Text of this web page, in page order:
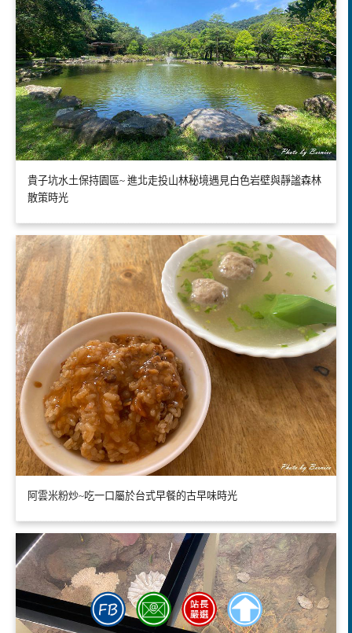
貴子坑水土保持園區~ 進北走投山林秘境遇見白色岩壁與靜謐森林
散策時光
阿雲米粉炒~吃一口屬於台式早餐的古早味時光